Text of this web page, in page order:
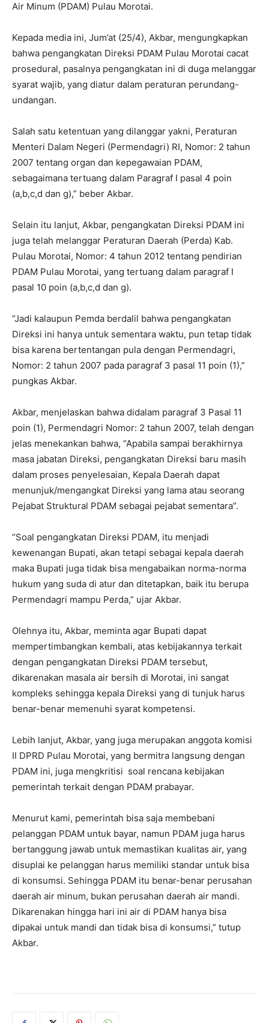
Air Minum (PDAM) Pulau Morotai.
Kepada media ini, Jum’at (25/4), Akbar, mengungkapkan
bahwa pengangkatan Direksi PDAM Pulau Morotai cacat
prosedural, pasalnya pengangkatan ini di duga melanggar
syarat wajib, yang diatur dalam peraturan perundang-
undangan.
Salah satu ketentuan yang dilanggar yakni, Peraturan
Menteri Dalam Negeri (Permendagri) RI, Nomor: 2 tahun
2007 tentang organ dan kepegawaian PDAM,
sebagaimana tertuang dalam Paragraf I pasal 4 poin
(a,b,c,d dan g),” beber Akbar.
Selain itu lanjut, Akbar, pengangkatan Direksi PDAM ini
juga telah melanggar Peraturan Daerah (Perda) Kab.
Pulau Morotai, Nomor: 4 tahun 2012 tentang pendirian
PDAM Pulau Morotai, yang tertuang dalam paragraf I
pasal 10 poin (a,b,c,d dan g).
“Jadi kalaupun Pemda berdalil bahwa pengangkatan
Direksi ini hanya untuk sementara waktu, pun tetap tidak
bisa karena bertentangan pula dengan Permendagri,
Nomor: 2 tahun 2007 pada paragraf 3 pasal 11 poin (1),”
pungkas Akbar.
Akbar, menjelaskan bahwa didalam paragraf 3 Pasal 11
poin (1), Permendagri Nomor: 2 tahun 2007, telah dengan
jelas menekankan bahwa, “Apabila sampai berakhirnya
masa jabatan Direksi, pengangkatan Direksi baru masih
dalam proses penyelesaian, Kepala Daerah dapat
menunjuk/mengangkat Direksi yang lama atau seorang
Pejabat Struktural PDAM sebagai pejabat sementara”.
“Soal pengangkatan Direksi PDAM, itu menjadi
kewenangan Bupati, akan tetapi sebagai kepala daerah
maka Bupati juga tidak bisa mengabaikan norma-norma
hukum yang suda di atur dan ditetapkan, baik itu berupa
Permendagri mampu Perda,” ujar Akbar.
Olehnya itu, Akbar, meminta agar Bupati dapat
mempertimbangkan kembali, atas kebijakannya terkait
dengan pengangkatan Direksi PDAM tersebut,
dikarenakan masala air bersih di Morotai, ini sangat
kompleks sehingga kepala Direksi yang di tunjuk harus
benar-benar memenuhi syarat kompetensi.
Lebih lanjut, Akbar, yang juga merupakan anggota komisi
II DPRD Pulau Morotai, yang bermitra langsung dengan
PDAM ini, juga mengkritisi soal rencana kebijakan
pemerintah terkait dengan PDAM prabayar.
Menurut kami, pemerintah bisa saja membebani
pelanggan PDAM untuk bayar, namun PDAM juga harus
bertanggung jawab untuk memastikan kualitas air, yang
disuplai ke pelanggan harus memiliki standar untuk bisa
di konsumsi. Sehingga PDAM itu benar-benar perusahan
daerah air minum, bukan perusahan daerah air mandi.
Dikarenakan hingga hari ini air di PDAM hanya bisa
dipakai untuk mandi dan tidak bisa di konsumsi,” tutup
Akbar.